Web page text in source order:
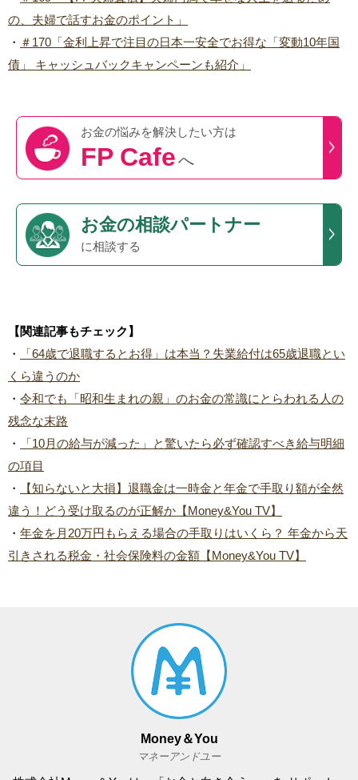
の、夫婦で話すお金のポイント」
・ ＃170「金利上昇で注目の日本一安全でお得な「変動10年国
債」 キャッシュバックキャンペーンも紹介」
お金の悩みを解決したい方は
FP Cafeへ
お金の相談パートナー
に相談する
【関連記事もチェック】
・
「64歳で退職するとお得」は本当？失業給付は65歳退職とい
くら違うのか
・ 令和でも「昭和生まれの親」のお金の常識にとらわれる人の
残念な末路
・
「10月の給与が減った」と驚いたら必ず確認すべき給与明細
の項目
・
【知らないと大損】退職金は一時金と年金で手取り額が全然
違う！どう受け取るのが正解か【Money&You TV】
・ 年金を月20万円もらえる場合の手取りはいくら？ 年金から天
引きされる税金・社会保険料の金額【Money&You TV】
Money＆You
マネーアンドユー